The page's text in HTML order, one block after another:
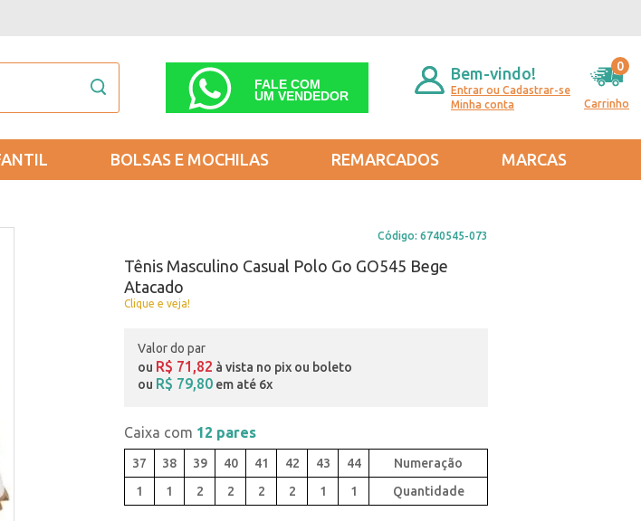
FALE COM
UM VENDEDOR
Bem-vindo!
Entrar ou Cadastrar-se
Minha conta
Carrinho
0
BOLSAS E MOCHILAS REMARCADOS MARCAS
Código: 6740545-073
Tênis Masculino Casual Polo Go GO545 Bege
Atacado
Clique e veja!
Valor do par
ou R$ 71,82 à vista no pix ou boleto
ou R$ 79,80 em até 6x
Caixa com 12 pares
37 38 39 40 41 42 43
44
1
1 2 2 2 2 1 1 Quantidade